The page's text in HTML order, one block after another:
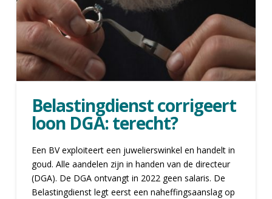
Belastingdienst corrigeert
loon DGA: terecht?
Een BV exploiteert een juwelierswinkel en handelt in
goud. Alle aandelen zijn in handen van de directeur
(DGA). De DGA ontvangt in 2022 geen salaris. De
Belastingdienst legt eerst een naheffingsaanslag op